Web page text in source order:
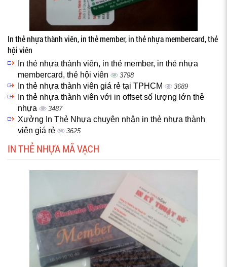
In thẻ nhựa thành viên, in thẻ member, in thẻ nhựa membercard, thẻ
hội viên
In thẻ nhựa thành viên, in thẻ member, in thẻ nhựa
membercard, thẻ hội viên
3798
In thẻ nhựa thành viên giá rẻ tại TPHCM 3689
In thẻ nhựa thành viên với in offset số lượng lớn thẻ
nhựa
3487
Xưởng In Thẻ Nhựa chuyên nhận in thẻ nhựa thành
viên giá rẻ
3625
IN THẺ NHỰA MÃ VẠCH